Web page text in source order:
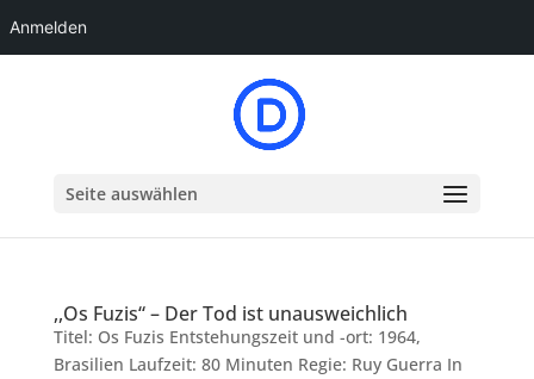
Anmelden
Seite auswählen
,,Os Fuzis“ – Der Tod ist unausweichlich
Titel: Os Fuzis Entstehungszeit und -ort: 1964,
Brasilien Laufzeit: 80 Minuten Regie: Ruy Guerra In